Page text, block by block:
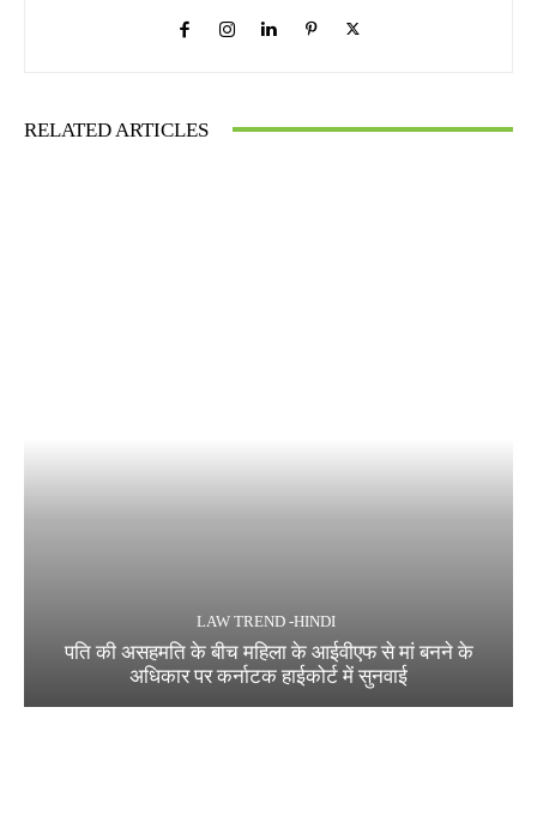
RELATED ARTICLES
LAW TREND -HINDI
पति की असहमति के बीच महिला के आईवीएफ से मां बनने के
अधिकार पर कर्नाटक हाईकोर्ट में सुनवाई